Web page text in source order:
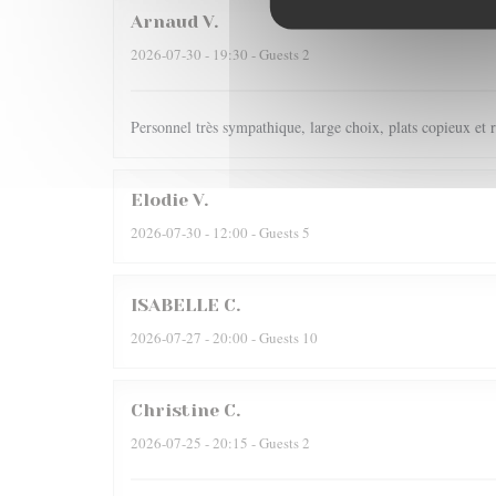
Arnaud V
2026-07-30 - 19:30 - Guests 2
Personnel très sympathique, large choix, plats copieux et
Elodie V
2026-07-30 - 12:00 - Guests 5
ISABELLE C
2026-07-27 - 20:00 - Guests 10
Christine C
2026-07-25 - 20:15 - Guests 2